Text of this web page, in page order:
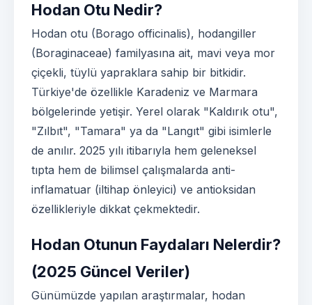
Hodan Otu Nedir?
Hodan otu (Borago officinalis), hodangiller
(Boraginaceae) familyasına ait, mavi veya mor
çiçekli, tüylü yapraklara sahip bir bitkidir.
Türkiye'de özellikle Karadeniz ve Marmara
bölgelerinde yetişir. Yerel olarak "Kaldırık otu",
"Zılbıt", "Tamara" ya da "Langıt" gibi isimlerle
de anılır. 2025 yılı itibarıyla hem geleneksel
tıpta hem de bilimsel çalışmalarda anti-
inflamatuar (iltihap önleyici) ve antioksidan
özellikleriyle dikkat çekmektedir.
Hodan Otunun Faydaları Nelerdir?
(2025 Güncel Veriler)
Günümüzde yapılan araştırmalar, hodan